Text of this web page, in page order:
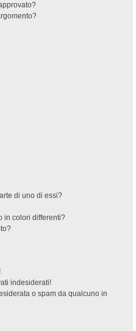
di uno di essi?
in colori differenti?
indesiderati!
o spam da qualcuno in